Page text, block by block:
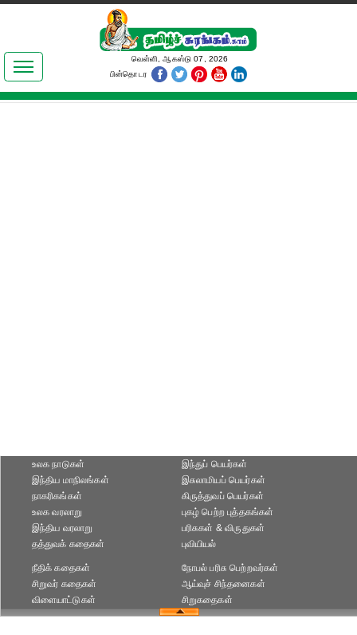
இலக்கியங்கள்
தமிழ் உலகம்
வெள்ளி, ஆகஸ்டு 07, 2026
பின்தொடர
உலக நாடுகள்
இந்திய மாநிலங்கள்
நாகரிகங்கள்
இந்துப் பெயர்கள்
இசுலாமியப் பெயர்கள்
கிருத்துவப் பெயர்கள்
உலக வரலாறு
இந்திய வரலாறு
தத்துவக் கதைகள்
புகழ் பெற்ற புத்தகங்கள்
பரிசுகள் & விருதுகள்
புவியியல்
நீதிக் கதைகள்
சிறுவர் கதைகள்
விளையாட்டுகள்
நோபல் பரிசு‎ பெற்றவர்‎கள்
ஆய்வுச் சிந்தனைகள்
சிறுகதைகள்